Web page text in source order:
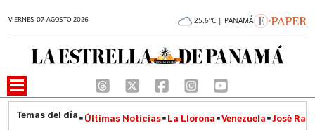
VIERNES 07 AGOSTO 2026 25.6°C | PANAMÁ
Últimas Noticias La Llorona Venezuela José